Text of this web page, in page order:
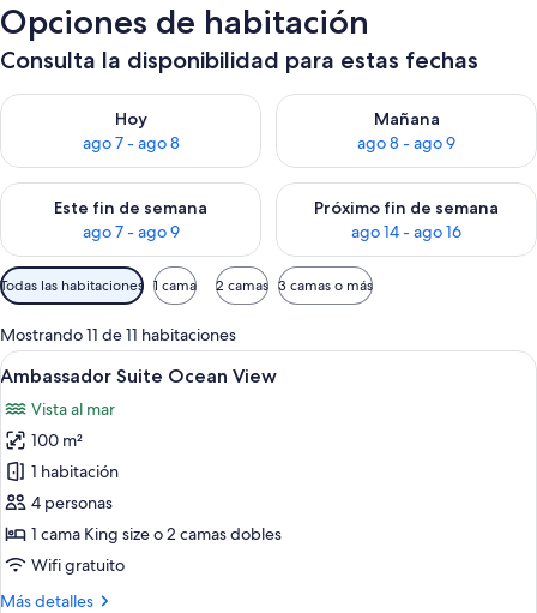
Opciones de habitación
Consulta la disponibilidad para estas fechas
Hoy
ago 7 - ago 8
Consulta la disponibilidad para hoy ago 7 - ago 8
Mañana
ago 8 - ago 9
Consulta la disponibilidad
Este fin de semana
ago 7 - ago 9
Consulta la disponibilidad para este fin de semana ago 7 -
Próximo fin de semana
ago 14 - ago 16
Consulta la disponibilidad
Filtros
disponibles
para
las
habitaciones
Todas las habitaciones 1 cama 2 camas 3 camas o más
Mostrando 11 de 11 habitaciones
Ver
todas
las
fotos
de
Ambassador
Suite
Ocean
Habitación de hotel moderna con
5
Ambassador Suite Ocean View
Vista al mar
100 m²
1 habitación
4 personas
1 cama King size o 2 camas dobles
Wifi gratuito
Más detalles
Más